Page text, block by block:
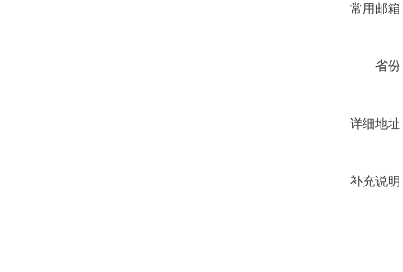
常用邮箱
省份
详细地址
补充说明